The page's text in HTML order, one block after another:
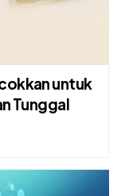
untuk
Tunggal